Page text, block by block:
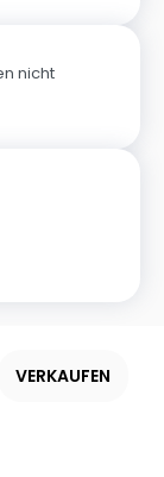
nicht
VERKAUFEN